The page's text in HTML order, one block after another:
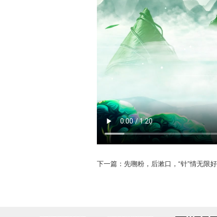
下一篇：先嗍粉，后漱口，“针”情无限